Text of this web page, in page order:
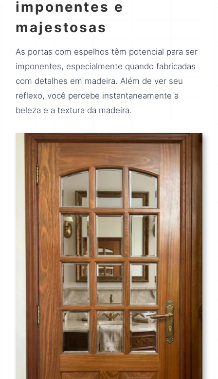
imponentes e
majestosas
As portas com espelhos têm potencial para ser
imponentes, especialmente quando fabricadas
com detalhes em madeira. Além de ver seu
reflexo, você percebe instantaneamente a
beleza e a textura da madeira.